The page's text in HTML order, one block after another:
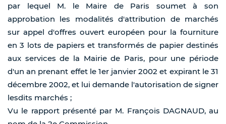
par lequel M. le Maire de Paris soumet à son
approbation les modalités d'attribution de marchés
sur appel d'offres ouvert européen pour la fourniture
en 3 lots de papiers et transformés de papier destinés
aux services de la Mairie de Paris, pour une période
d'un an prenant effet le 1er janvier 2002 et expirant le 31
décembre 2002, et lui demande l'autorisation de signer
lesdits marchés ;
Vu le rapport présenté par M. François DAGNAUD, au